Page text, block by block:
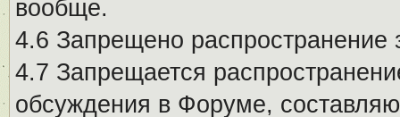
вообще.
4.6 Запрещено
4.7 Запрещается
обсуждения в Форуме,